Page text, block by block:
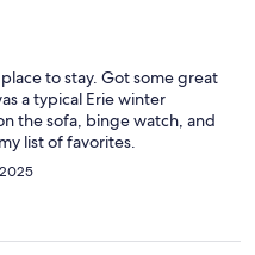
to stay. Got some great
a typical Erie winter
the sofa, binge watch, and
list of favorites.